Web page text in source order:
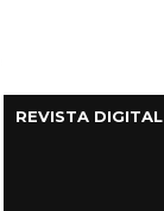
REVISTA DIGITAL